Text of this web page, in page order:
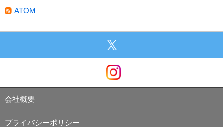
ATOM
会社概要
プライバシーポリシー